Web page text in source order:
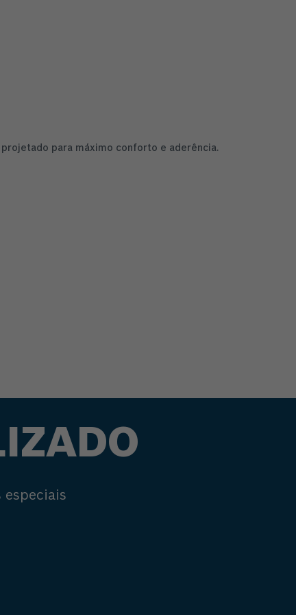
para máximo conforto e aderência.
especiais